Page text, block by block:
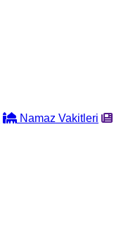
Namaz Vakitleri